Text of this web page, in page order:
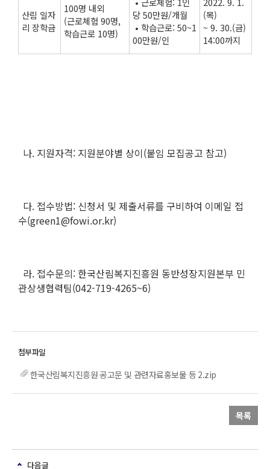
산림 일자
리 장학금
100명 내외
(근로체험 90명,
학습근로 10명)
당 50만원/개월
• 학습근로: 50~1
00만원/인
(목)
~ 9. 30.(금)
14:00까지
나. 지원자격: 지원분야별 상이(붙임 모집공고 참고)
다. 접수방법: 신청서 및 제출서류를 구비하여 이메일 접
수(green1@fowi.or.kr)
라. 접수문의: 한국산림복지진흥원 동반성장지원본부 민
관상생협력팀(042-719-4265~6)
한국산림복지진흥원 공고문 및 관련자료홍보물 등 2.zip
목록
다음글